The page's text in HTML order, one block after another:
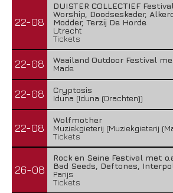
22-08
DUISTER COLLECTIEF
Worship, Doodseskader,
Modder, Terzij De Horde
Utrecht
Tickets
22-08
Waailand Outdoor Festival
Made
22-08
Cryptosis
Iduna (Iduna (Drachten))
22-08
Wolfmother
Muziekgieterij (Muziekgieterij
Tickets
26-08
Rock en Seine Festival met
Bad Seeds, Deftones,
Parijs
Tickets